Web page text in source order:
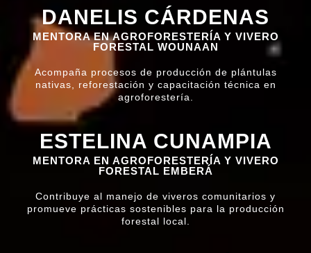
DANELIS CÁRDENAS
MENTORA EN AGROFORESTERÍA Y VIVERO
FORESTAL WOUNAAN
Acompaña procesos de producción de plántulas
nativas, reforestación y capacitación técnica en
agroforestería.
ESTELINA CUNAMPIA
MENTORA EN AGROFORESTERÍA Y VIVERO
FORESTAL EMBERÁ
Contribuye al manejo de viveros comunitarios y
promueve prácticas sostenibles para la producción
forestal local.